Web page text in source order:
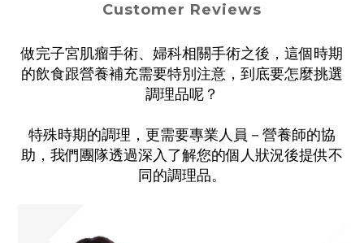
Customer Reviews
做完子宮肌瘤手術、婦科相關手術之後，這個時期
的飲食跟營養補充需要特別注意，到底要怎麼挑選
調理品呢？
特殊時期的調理，更需要專業人員－營養師的協
助，我們團隊透過深入了解您的個人狀況後提供不
同的調理品。